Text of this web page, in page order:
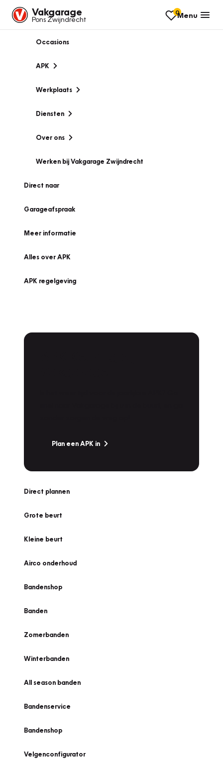
Vakgarage
Pons Zwijndrecht
0Menu
Occasions
APK
Werkplaats
Diensten
Over ons
Werken bij Vakgarage Zwijndrecht
Direct naar
Garageafspraak
Meer informatie
Alles over APK
APK regelgeving
Plan een APK in
Direct plannen
Grote beurt
Kleine beurt
Airco onderhoud
Bandenshop
Banden
Zomerbanden
Winterbanden
All season banden
Bandenservice
Bandenshop
Velgenconfigurator